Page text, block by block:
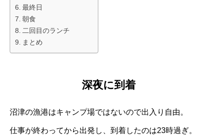
最終日
朝食
二回目のランチ
まとめ
深夜に到着
沼津の漁港はキャンプ場ではないので出入り自由。
仕事が終わってから出発し、到着したのは23時過ぎ。